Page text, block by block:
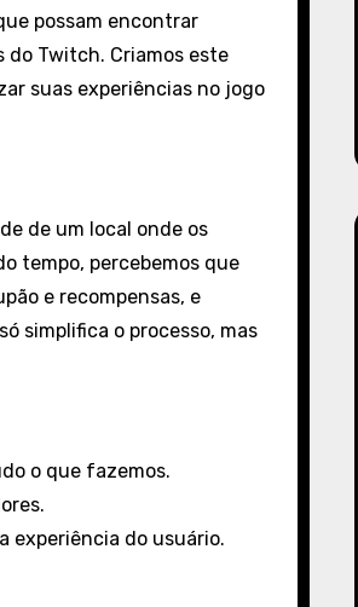
possam encontrar
do Twitch. Criamos este
suas experiências no jogo
de um local onde os
tempo, percebemos que
e recompensas, e
simplifica o processo, mas
o que fazemos.
experiência do usuário.